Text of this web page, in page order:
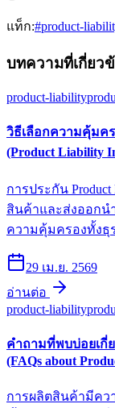
แท็ก:#product-
บทความที่เกี่ยว
product-liability
วิธีเลือกความคุ้ม
(Product Liability
การประกัน
สินค้าและส่งออกน
ความคุ้มครองทั้งธุ
29 เม.ย. 2569
อ่านต่อ
product-liability
คำถามที่พบบ่อยเ
(FAQs about
การผลิตสินค้ามีคว